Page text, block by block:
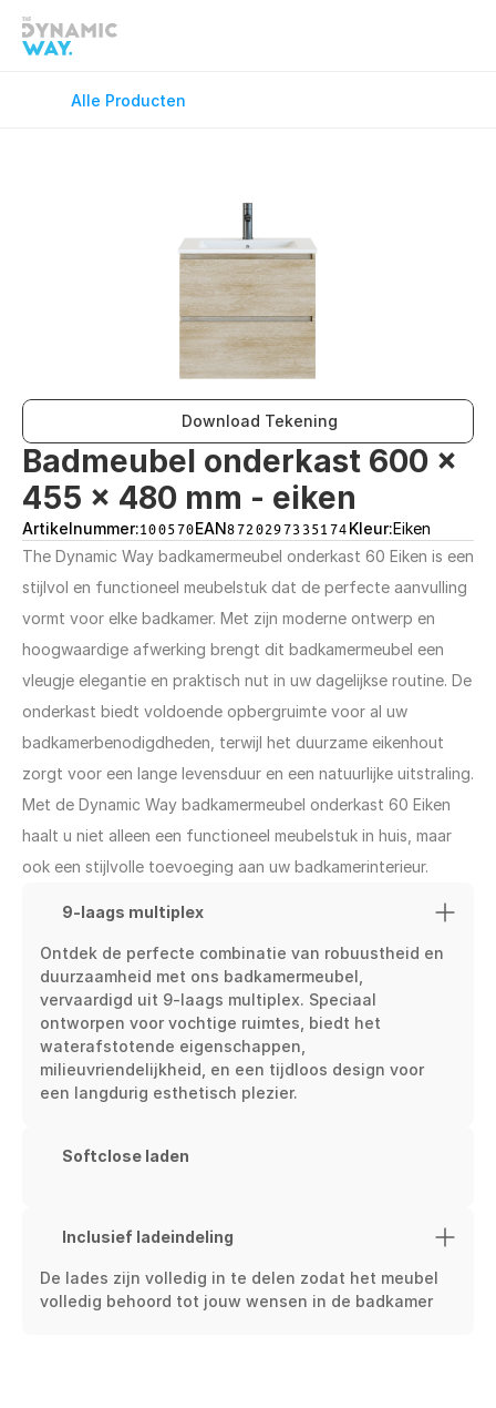
Keukenkranen
Vloerverwarming
Wastafelkranen
Alle Producten
Download Tekening
Badmeubel onderkast 600 x
455 x 480 mm - eiken
Artikelnummer:100570EAN8720297335174Kleur:Eiken
The Dynamic Way badkamermeubel onderkast 60 Eiken is een
stijlvol en functioneel meubelstuk dat de perfecte aanvulling
vormt voor elke badkamer. Met zijn moderne ontwerp en
hoogwaardige afwerking brengt dit badkamermeubel een
vleugje elegantie en praktisch nut in uw dagelijkse routine. De
onderkast biedt voldoende opbergruimte voor al uw
badkamerbenodigdheden, terwijl het duurzame eikenhout
zorgt voor een lange levensduur en een natuurlijke uitstraling.
Met de Dynamic Way badkamermeubel onderkast 60 Eiken
haalt u niet alleen een functioneel meubelstuk in huis, maar
ook een stijlvolle toevoeging aan uw badkamerinterieur.
9-laags multiplex
Ontdek de perfecte combinatie van robuustheid en
duurzaamheid met ons badkamermeubel,
vervaardigd uit 9-laags multiplex. Speciaal
ontworpen voor vochtige ruimtes, biedt het
waterafstotende eigenschappen,
milieuvriendelijkheid, en een tijdloos design voor
een langdurig esthetisch plezier.
Softclose laden
Inclusief ladeindeling
De lades zijn volledig in te delen zodat het meubel
volledig behoord tot jouw wensen in de badkamer